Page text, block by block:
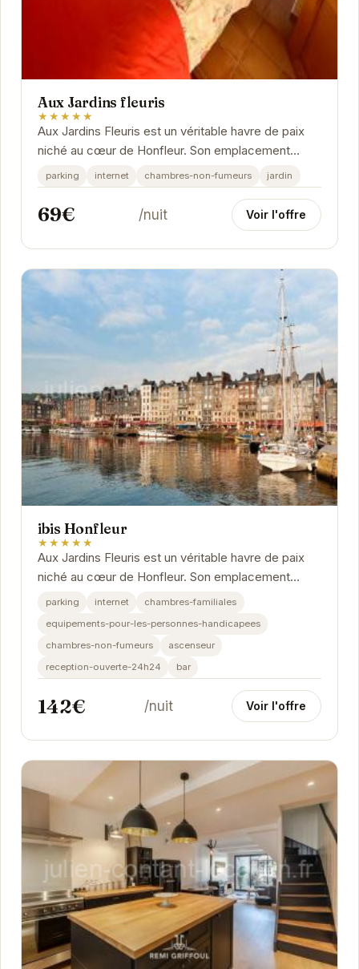
Aux Jardins fleuris
★★★★★
Aux Jardins Fleuris est un véritable havre de paix
niché au cœur de Honfleur. Son emplacement
privilégié offre un accès facile aux attractions...
parking internet chambres-non-fumeurs jardin
69€ /nuit Voir l'offre
ibis Honfleur
★★★★★
Aux Jardins Fleuris est un véritable havre de paix
niché au cœur de Honfleur. Son emplacement
privilégié offre un accès facile aux attractions...
parking internet
chambres-familiales
equipements-pour-les-personnes-handicapees
chambres-non-fumeurs
ascenseur
reception-ouverte-24h24
bar
142€ /nuit Voir l'offre